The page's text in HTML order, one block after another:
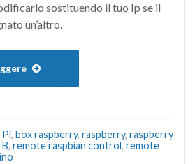
sostituendo il tuo Ip se il
un’altro.
Pi, box raspberry, raspberry, raspberry
, remote raspbian control, remote